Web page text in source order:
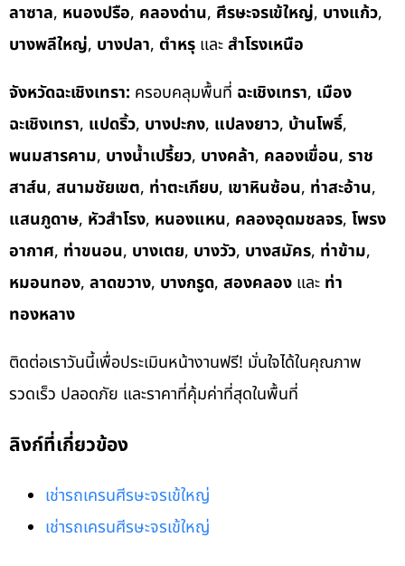
ลาซาล, หนองปรือ, คลองด่าน, ศีรษะจรเข้ใหญ่, บางแก้ว,
บางพลีใหญ่, บางปลา, ตำหรุ และสำโรงเหนือ
จังหวัดฉะเชิงเทรา: ครอบคลุมพื้นที่ ฉะเชิงเทรา, เมือง
ฉะเชิงเทรา, แปดริ้ว, บางปะกง, แปลงยาว, บ้านโพธิ์,
พนมสารคาม, บางน้ำเปรี้ยว, บางคล้า, คลองเขื่อน, ราช
สาส์น, สนามชัยเขต, ท่าตะเกียบ, เขาหินซ้อน, ท่าสะอ้าน,
แสนภูดาษ, หัวสำโรง, หนองแหน, คลองอุดมชลจร, โพรง
อากาศ, ท่าขนอน, บางเตย, บางวัว, บางสมัคร, ท่าข้าม,
หมอนทอง, ลาดขวาง, บางกรูด, สองคลอง และ ท่า
ทองหลาง
ติดต่อเราวันนี้เพื่อประเมินหน้างานฟรี! มั่นใจได้ในคุณภาพ
รวดเร็ว ปลอดภัย และราคาที่คุ้มค่าที่สุดในพื้นที่
ลิงก์ที่เกี่ยวข้อง
เช่ารถเครนศีรษะจรเข้ใหญ่
เช่ารถเครนศีรษะจรเข้ใหญ่